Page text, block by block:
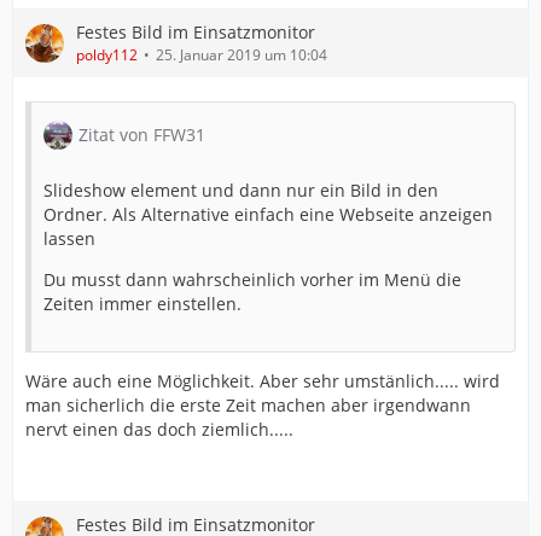
Festes Bild im Einsatzmonitor
poldy112 25. Januar 2019 um 10:04
Zitat von FFW31
Slideshow element und dann nur ein Bild in den
Ordner. Als Alternative einfach eine Webseite anzeigen
lassen
Du musst dann wahrscheinlich vorher im Menü die
Zeiten immer einstellen.
Wäre auch eine Möglichkeit. Aber sehr umstänlich..... wird
man sicherlich die erste Zeit machen aber irgendwann
nervt einen das doch ziemlich.....
Festes Bild im Einsatzmonitor